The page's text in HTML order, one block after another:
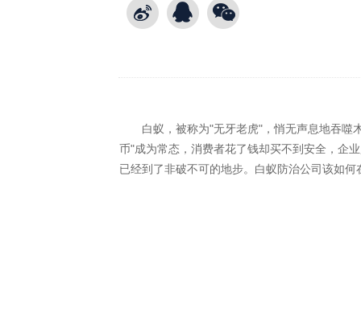
白蚁，被称为"无牙老虎"，悄无声息地吞噬
币"成为常态，消费者花了钱却买不到安全，企
已经到了非破不可的地步。白蚁防治公司该如何